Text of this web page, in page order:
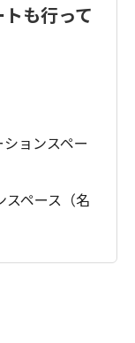
も行って
ョンスペー
スペース（名